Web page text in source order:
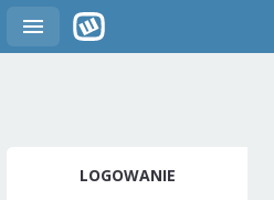
LOGOWANIE